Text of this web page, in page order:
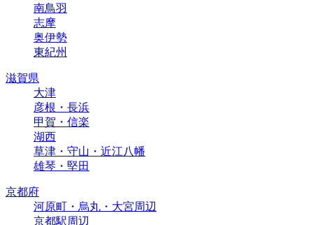
南鳥羽
志摩
奥伊勢
東紀州
滋賀県
大津
彦根・長浜
甲賀・信楽
湖西
草津・守山・近江八幡
雄琴・堅田
京都府
河原町・烏丸・大宮周辺
京都駅周辺